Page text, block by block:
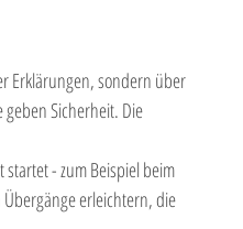
Erklärungen, sondern über
Sicherheit. Die
- zum Beispiel beim
Übergänge erleichtern, die